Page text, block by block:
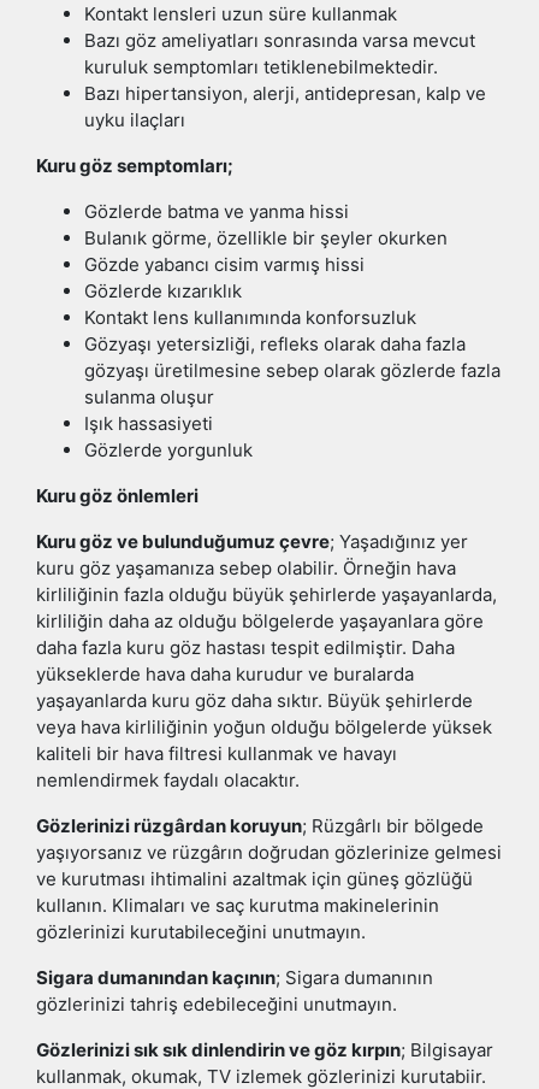
Kontakt lensleri uzun süre kullanmak
Bazı göz ameliyatları sonrasında varsa mevcut
kuruluk semptomları tetiklenebilmektedir.
Bazı hipertansiyon, alerji, antidepresan, kalp ve
uyku ilaçları
Kuru göz semptomları;
Gözlerde batma ve yanma hissi
Bulanık görme, özellikle bir şeyler okurken
Gözde yabancı cisim varmış hissi
Gözlerde kızarıklık
Kontakt lens kullanımında konforsuzluk
Gözyaşı yetersizliği, refleks olarak daha fazla
gözyaşı üretilmesine sebep olarak gözlerde fazla
sulanma oluşur
Işık hassasiyeti
Gözlerde yorgunluk
Kuru göz önlemleri
Kuru göz ve bulunduğumuz çevre; Yaşadığınız yer
kuru göz yaşamanıza sebep olabilir. Örneğin hava
kirliliğinin fazla olduğu büyük şehirlerde yaşayanlarda,
kirliliğin daha az olduğu bölgelerde yaşayanlara göre
daha fazla kuru göz hastası tespit edilmiştir. Daha
yükseklerde hava daha kurudur ve buralarda
yaşayanlarda kuru göz daha sıktır. Büyük şehirlerde
veya hava kirliliğinin yoğun olduğu bölgelerde yüksek
kaliteli bir hava filtresi kullanmak ve havayı
nemlendirmek faydalı olacaktır.
Gözlerinizi rüzgârdan koruyun; Rüzgârlı bir bölgede
yaşıyorsanız ve rüzgârın doğrudan gözlerinize gelmesi
ve kurutması ihtimalini azaltmak için güneş gözlüğü
kullanın. Klimaları ve saç kurutma makinelerinin
gözlerinizi kurutabileceğini unutmayın.
Sigara dumanından kaçının; Sigara dumanının
gözlerinizi tahriş edebileceğini unutmayın.
Gözlerinizi sık sık dinlendirin ve göz kırpın; Bilgisayar
kullanmak, okumak, TV izlemek gözlerinizi kurutabiir.